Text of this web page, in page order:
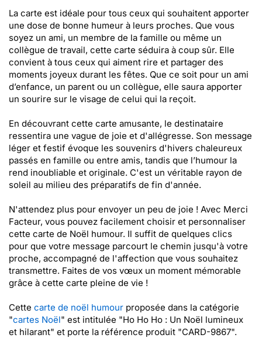
La carte est idéale pour tous ceux qui souhaitent apporter
une dose de bonne humeur à leurs proches. Que vous
soyez un ami, un membre de la famille ou même un
collègue de travail, cette carte séduira à coup sûr. Elle
convient à tous ceux qui aiment rire et partager des
moments joyeux durant les fêtes. Que ce soit pour un ami
d’enfance, un parent ou un collègue, elle saura apporter
un sourire sur le visage de celui qui la reçoit.
En découvrant cette carte amusante, le destinataire
ressentira une vague de joie et d'allégresse. Son message
léger et festif évoque les souvenirs d'hivers chaleureux
passés en famille ou entre amis, tandis que l’humour la
rend inoubliable et originale. C'est un véritable rayon de
soleil au milieu des préparatifs de fin d'année.
N'attendez plus pour envoyer un peu de joie ! Avec Merci
Facteur, vous pouvez facilement choisir et personnaliser
cette carte de Noël humour. Il suffit de quelques clics
pour que votre message parcourt le chemin jusqu'à votre
proche, accompagné de l'affection que vous souhaitez
transmettre. Faites de vos vœux un moment mémorable
grâce à cette carte pleine de vie !
Cette carte de noël humour proposée dans la catégorie
"cartes Noël" est intitulée "Ho Ho Ho : Un Noël lumineux
et hilarant" et porte la référence produit "CARD-9867".